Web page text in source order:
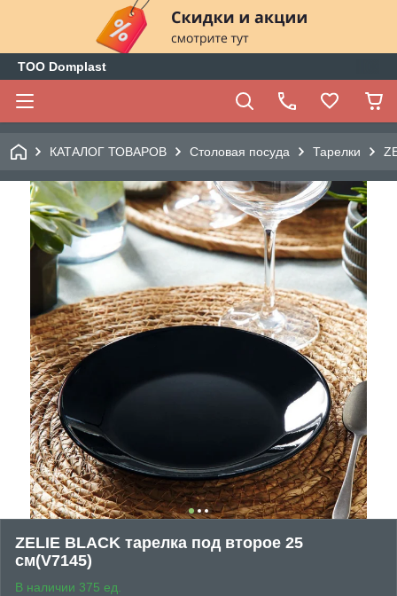
ТОО Domplast
КАТАЛОГ ТОВАРОВ Столовая посуда Тарелки
ZELIE BLACK тарелка под второе 25
см(V7145)
В наличии 375 ед.